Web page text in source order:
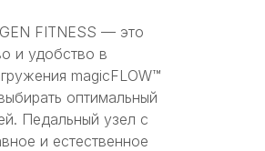
FITNESS — это
и удобство в
magicFLOW™
оптимальный
Педальный узел с
и естественное